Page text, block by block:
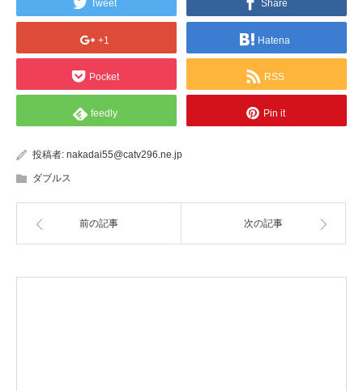
Tweet Share
+1 Hatena
Pocket RSS
feedly Pin it
投稿者: nakadai55@catv296.ne.jp
ダブルス
前の記事 次の記事